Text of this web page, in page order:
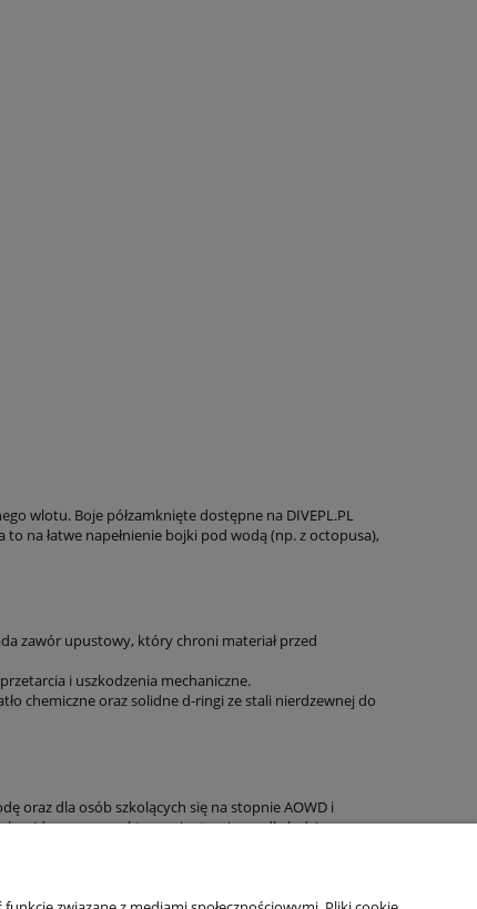
wlotu. Boje półzamknięte dostępne na DIVEPL.PL
na łatwe napełnienie bojki pod wodą (np. z octopusa),
zawór upustowy, który chroni materiał przed
i uszkodzenia mechaniczne.
chemiczne oraz solidne d-ringi ze stali nierdzewnej do
oraz dla osób szkolących się na stopnie AOWD i
widocznym punktem orientacyjnym dla łodzi.